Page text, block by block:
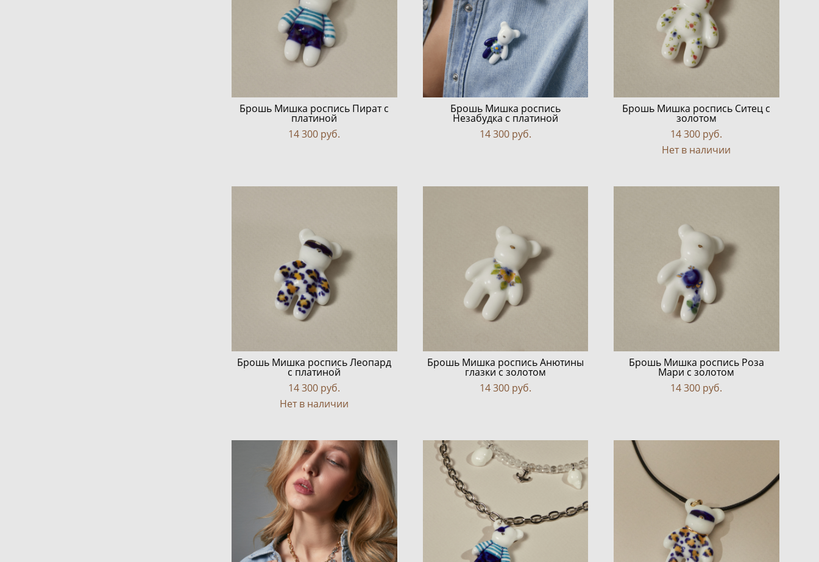
Брошь Мишка роспись Пират с
платиной
14 300 pуб.
Брошь Мишка роспись
Незабудка с платиной
14 300 pуб.
Брошь Мишка роспись Ситец с
золотом
14 300 pуб.
Нет в наличии
Брошь Мишка роспись Леопард
с платиной
14 300 pуб.
Нет в наличии
Брошь Мишка роспись Анютины
глазки с золотом
14 300 pуб.
Брошь Мишка роспись Роза
Мари с золотом
14 300 pуб.